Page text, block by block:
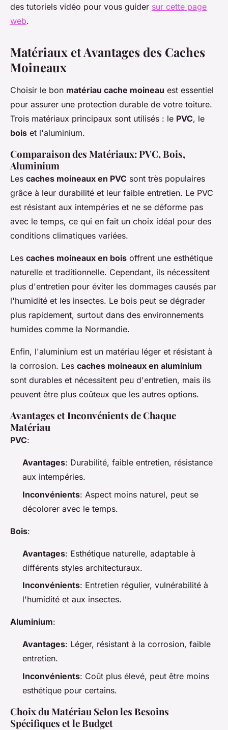
des tutoriels vidéo pour vous guider sur cette page
web.
Matériaux et Avantages des Caches
Moineaux
Choisir le bon matériau cache moineau est essentiel
pour assurer une protection durable de votre toiture.
Trois matériaux principaux sont utilisés : le PVC, le
bois et l'aluminium.
Comparaison des Matériaux: PVC, Bois,
Aluminium
Les caches moineaux en PVC sont très populaires
grâce à leur durabilité et leur faible entretien. Le PVC
est résistant aux intempéries et ne se déforme pas
avec le temps, ce qui en fait un choix idéal pour des
conditions climatiques variées.
Les caches moineaux en bois offrent une esthétique
naturelle et traditionnelle. Cependant, ils nécessitent
plus d'entretien pour éviter les dommages causés par
l'humidité et les insectes. Le bois peut se dégrader
plus rapidement, surtout dans des environnements
humides comme la Normandie.
Enfin, l'aluminium est un matériau léger et résistant à
la corrosion. Les caches moineaux en aluminium
sont durables et nécessitent peu d'entretien, mais ils
peuvent être plus coûteux que les autres options.
Avantages et Inconvénients de Chaque
Matériau
PVC:
Avantages: Durabilité, faible entretien, résistance
aux intempéries.
Inconvénients: Aspect moins naturel, peut se
décolorer avec le temps.
Bois:
Avantages: Esthétique naturelle, adaptable à
différents styles architecturaux.
Inconvénients: Entretien régulier, vulnérabilité à
l'humidité et aux insectes.
Aluminium:
Avantages: Léger, résistant à la corrosion, faible
entretien.
Inconvénients: Coût plus élevé, peut être moins
esthétique pour certains.
Choix du Matériau Selon les Besoins
Spécifiques et le Budget